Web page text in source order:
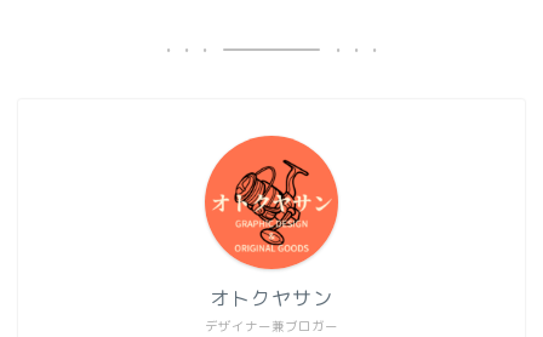
デザイナー兼ブロガー
オトクヤサン